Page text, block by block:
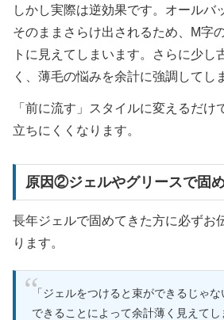
しかし実際は逆効果です。オールバ
そのままさらけ出されるため、M字
トに見えてしまいます。さらに少し
く、薄毛の悩みを余計に強調してし
「前に流す」スタイルに変えるだけ
立ちにくくなります。
原因②ジェルやグリースで固
長年ジェルで固めてきた方に必ずお
ります。
「ジェルをつけると束ができるじゃ
できることによって余計薄く見えてし